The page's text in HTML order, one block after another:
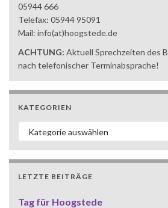
05944 666
Telefax: 05944 95091
Mail: info(at)hoogstede.de
ACHTUNG: Aktuell Sprechzeiten des
nach telefonischer Terminabsprache!
KATEGORIEN
Kategorien
LETZTE BEITRÄGE
Tag für Hoogstede